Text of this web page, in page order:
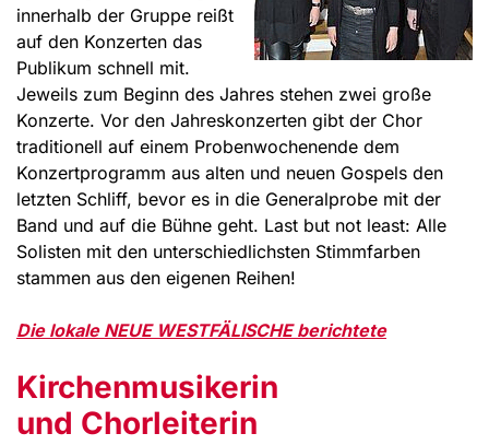
innerhalb der Gruppe reißt
auf den Konzerten das
Publikum schnell mit.
Jeweils zum Beginn des Jahres stehen zwei große
Konzerte. Vor den Jahreskonzerten gibt der Chor
traditionell auf einem Probenwochenende dem
Konzertprogramm aus alten und neuen Gospels den
letzten Schliff, bevor es in die Generalprobe mit der
Band und auf die Bühne geht. Last but not least: Alle
Solisten mit den unterschiedlichsten Stimmfarben
stammen aus den eigenen Reihen!
Die lokale NEUE WESTFÄLISCHE berichtete
Kirchenmusikerin
und Chorleiterin